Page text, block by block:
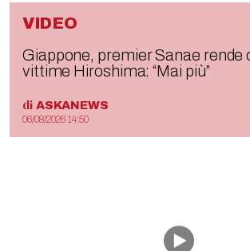
VIDEO
Giappone, premier Sanae rende
vittime Hiroshima: “Mai più”
di ASKANEWS
06/08/2026 14:50